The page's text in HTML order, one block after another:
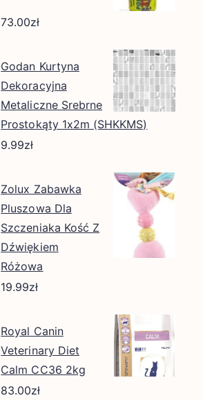
73.00zł
Godan Kurtyna
Dekoracyjna
Metaliczne Srebrne
Prostokąty 1x2m (SHKKMS)
9.99zł
Zolux Zabawka
Pluszowa Dla
Szczeniaka Kość Z
Dźwiękiem
Różowa
19.99zł
Royal Canin
Veterinary Diet
Calm CC36 2kg
83.00zł